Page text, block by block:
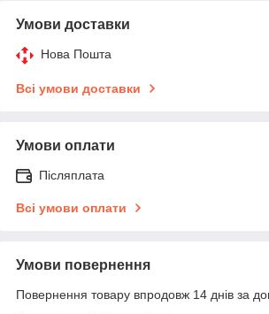
Умови доставки
Нова Пошта
Всі умови доставки
Умови оплати
Післяплата
Всі умови оплати
Умови повернення
Повернення товару впродовж 14 днів за